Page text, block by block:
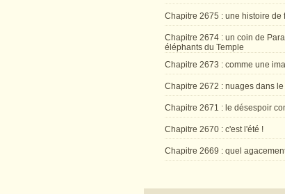
Chapitre 2675 : une histoire de
Chapitre 2674 : un coin de
éléphants du Temple
Chapitre 2673 : comme une
Chapitre 2672 : nuages dans le
Chapitre 2671 : le désespoir
Chapitre 2670 : c'est l'été !
Chapitre 2669 : quel